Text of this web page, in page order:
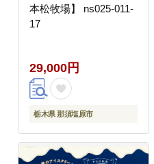
本松牧場】 ns025-011-
17
29,000円
栃木県 那須塩原市